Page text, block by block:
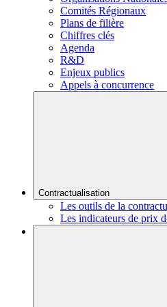
Comités Régionaux
Plans de filière
Chiffres clés
Agenda
R&D
Enjeux publics
Appels à concurrence
Contractualisation
Les outils de la
Les indicateurs de prix